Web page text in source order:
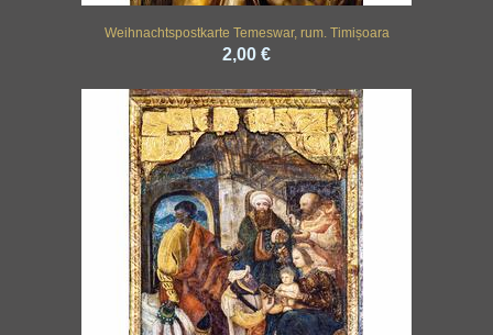
Weihnachtspostkarte Temeswar, rum. Timișoara
2,00 €